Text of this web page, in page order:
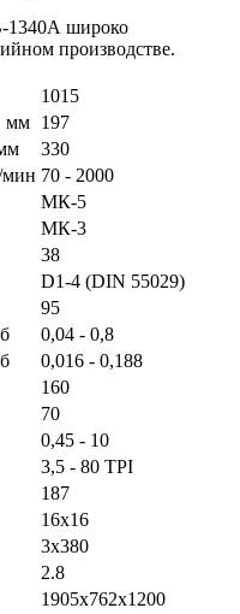
1340A широко
производстве.
1015
мм 197
330
мин 70 - 2000
МК-5
МК-3
38
D1-4 (DIN 55029)
95
0,04 - 0,8
0,016 - 0,188
160
70
0,45 - 10
3,5 - 80 TPI
187
16х16
3x380
2.8
1905х762х1200